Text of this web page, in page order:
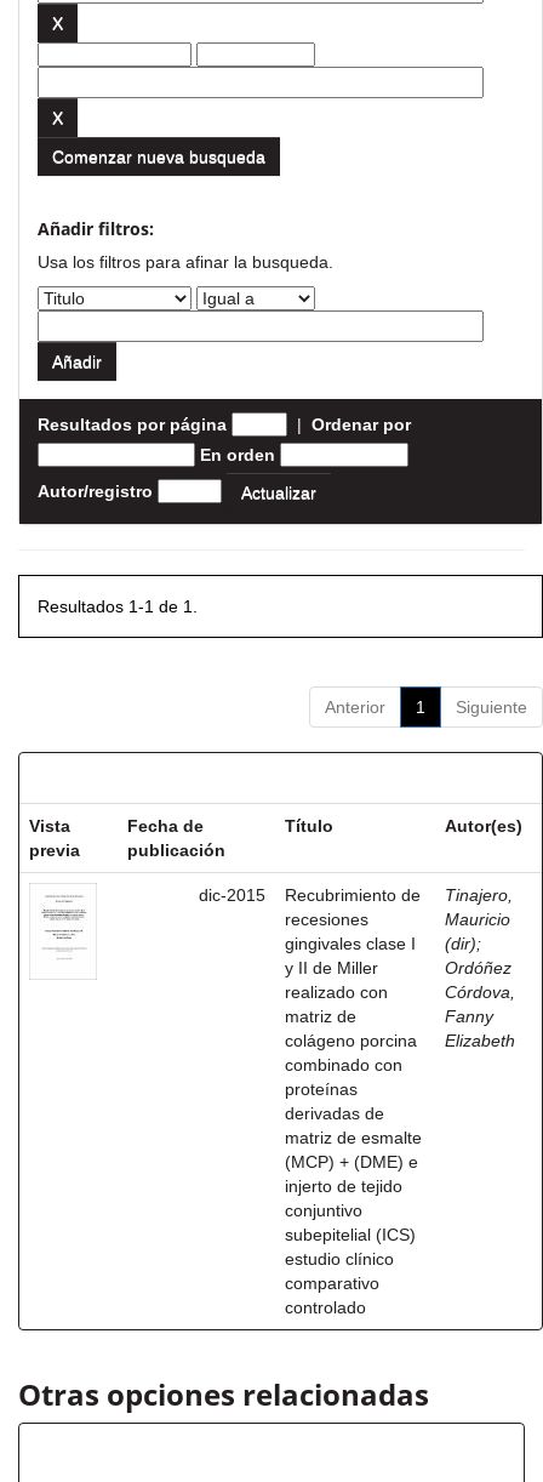
Comenzar nueva busqueda
Añadir filtros:
Usa los filtros para afinar la busqueda.
Resultados por página | Ordenar por
En orden
Autor/registro
Resultados 1-1 de 1.
Anterior 1 Siguiente
Vista
previa
Fecha de
publicación
Título Autor(es)
dic-2015
Recubrimiento de
recesiones
gingivales clase I
y II de Miller
realizado con
matriz de
colágeno porcina
combinado con
proteínas
derivadas de
matriz de esmalte
(MCP) + (DME) e
injerto de tejido
conjuntivo
subepitelial (ICS)
estudio clínico
comparativo
controlado
Tinajero,
Mauricio
(dir);
Ordóñez
Córdova,
Fanny
Elizabeth
Otras opciones relacionadas